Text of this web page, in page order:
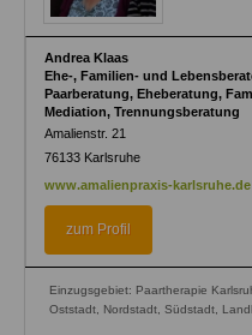
Andrea Klaas
Ehe-, Familien- und
Paarberatung, Eheberatung,
Mediation, Trennungsberatung
Amalienstr. 21
76133 Karlsruhe
www.amalienpraxis-karlsruhe.de
zum Profil
Einzugsgebiet: Paartherapie
Oststadt, Nordstadt, Südstadt,